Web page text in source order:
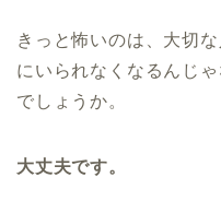
きっと怖いのは、大切
にいられなくなるんじ
でしょうか。
大丈夫です。